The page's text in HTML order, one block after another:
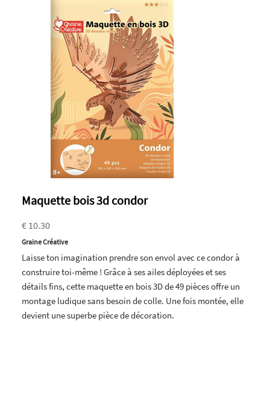
Maquette bois 3d condor
€ 10.30
Graine Créative
Laisse ton imagination prendre son envol avec ce condor à
construire toi-même ! Grâce à ses ailes déployées et ses
détails fins, cette maquette en bois 3D de 49 pièces offre un
montage ludique sans besoin de colle. Une fois montée, elle
devient une superbe pièce de décoration.